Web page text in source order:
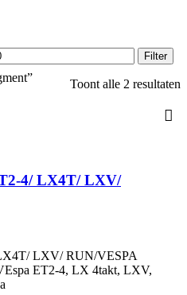
Filter
Toont alle 2 resultaten
4/ LX4T/ LXV/
LXV/ RUN/VESPA
ET2-4, LX 4takt, LXV,